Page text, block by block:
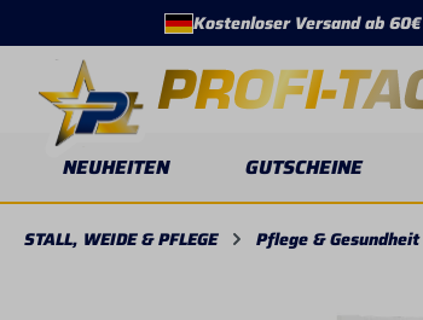
Zur Hauptnavigation springen
Kostenloser Versand ab 60€
NEUHEITEN GUTSCHEINE
STALL, WEIDE & PFLEGE Pflege & Gesundheit